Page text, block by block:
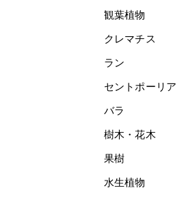
観葉植物
クレマチス
ラン
セントポーリア
バラ
樹木・花木
果樹
水生植物